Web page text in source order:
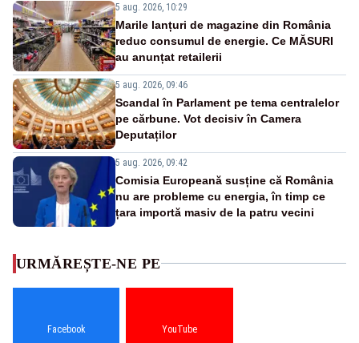
5 aug. 2026, 10:29
Marile lanțuri de magazine din România
reduc consumul de energie. Ce MĂSURI
au anunțat retailerii
5 aug. 2026, 09:46
Scandal în Parlament pe tema centralelor
pe cărbune. Vot decisiv în Camera
Deputaților
5 aug. 2026, 09:42
Comisia Europeană susține că România
nu are probleme cu energia, în timp ce
țara importă masiv de la patru vecini
URMĂREȘTE-NE PE
Facebook YouTube